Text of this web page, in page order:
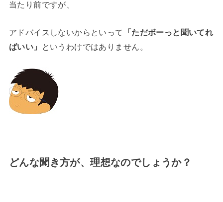
当たり前ですが、
アドバイスしないからといって
「ただボーっと聞いてれ
ばいい」
というわけではありません。
どんな聞き方が、理想なのでしょうか？